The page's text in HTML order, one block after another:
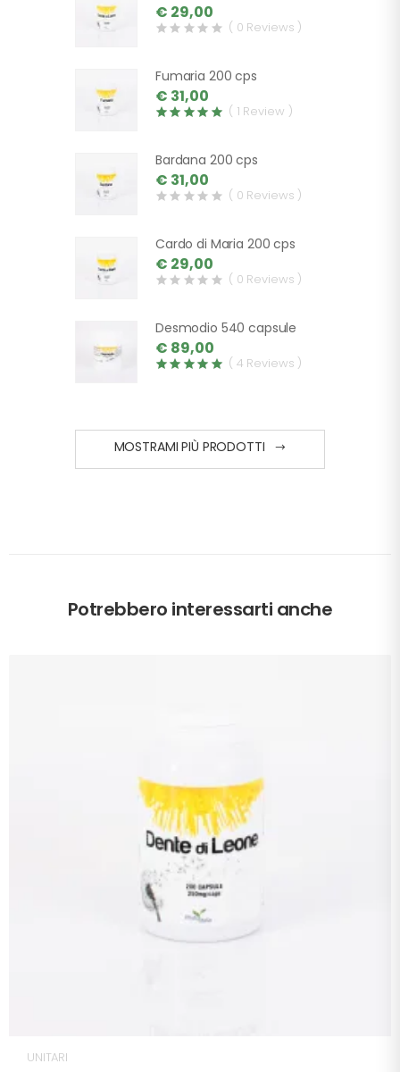
€ 29,00
( 0 Reviews )
Fumaria 200 cps
€ 31,00
( 1 Review )
Bardana 200 cps
€ 31,00
( 0 Reviews )
Cardo di Maria 200 cps
€ 29,00
( 0 Reviews )
Desmodio 540 capsule
€ 89,00
( 4 Reviews )
MOSTRAMI PIÙ PRODOTTI
Potrebbero interessarti anche
UNITARI